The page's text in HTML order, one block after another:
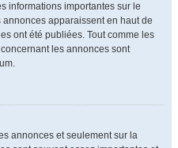
informations importantes sur le
apparaissent en haut de
ont été publiées. Tout comme les
les annonces sont
annonces et seulement sur la